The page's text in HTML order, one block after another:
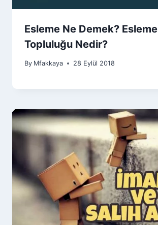
Esleme Ne Demek? Esleme
Topluluğu Nedir?
By Mfakkaya 28 Eylül 2018